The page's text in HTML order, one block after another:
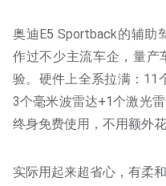
奥迪E5 Sportback的辅助
作过不少主流车企，量产
验。硬件上全系拉满：11
3个毫米波雷达+1个激光
终身免费使用，不用额外花
实际用起来超省心，有柔